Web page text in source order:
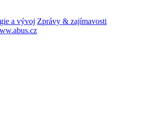
a vývoj Zprávy & zajímavosti